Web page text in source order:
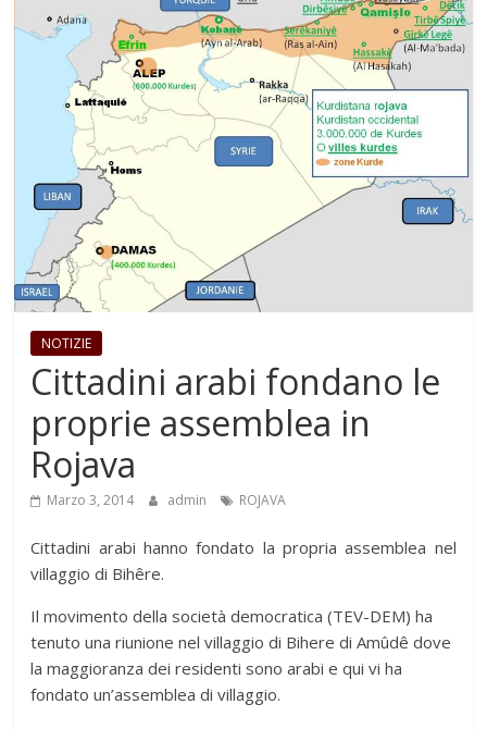
NOTIZIE
Cittadini arabi fondano le
proprie assemblea in
Rojava
Marzo 3, 2014 admin ROJAVA
Cittadini arabi hanno fondato la propria assemblea nel
villaggio di Bihêre.
Il movimento della società democratica (TEV-DEM) ha
tenuto una riunione nel villaggio di Bihere di Amûdê dove
la maggioranza dei residenti sono arabi e qui vi ha
fondato un’assemblea di villaggio.